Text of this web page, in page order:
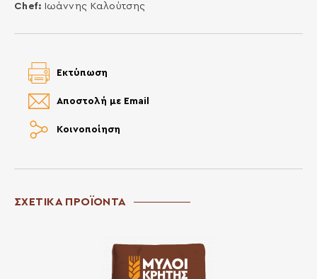
Chef: Ιωάννης Καλούτσης
Κοινοποίηση
Αποστολή με Email
Εκτύπωση
ΣΧΕΤΙΚΑ ΠΡΟΪΟΝΤΑ